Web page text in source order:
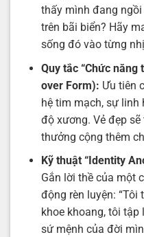
thấy mình đang
trên bãi biển? Hãy
sống đó vào từng
Quy tắc “Chức năng
over Form): Ưu tiên
hệ tim mạch, sự linh
độ xương. Vẻ đẹp
thưởng cộng thêm
Kỹ thuật “Identity
Gắn lời thề của một
động rèn luyện: “Tôi
khoe khoang, tôi
sứ mệnh của đời